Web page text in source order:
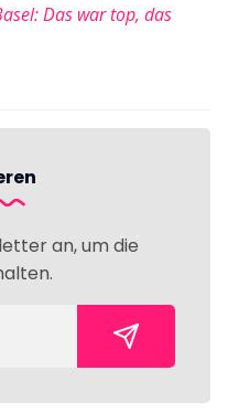
Das war top, das
an, um die